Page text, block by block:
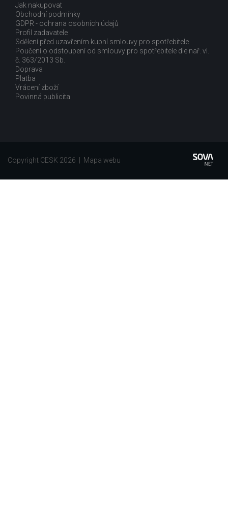
Jak nakupovat
Obchodní podmínky
GDPR - ochrana osobních údajů
Profil zadavatele
Sdělení před uzavřením kupní smlouvy pro spotřebitele
Poučení o odstoupení od smlouvy pro spotřebitele dle nař. vl.
č. 363/2013 Sb.
Doprava
Platba
Vrácení zboží
Povinná publicita
Copyright CESK 2026 | Mapa webu